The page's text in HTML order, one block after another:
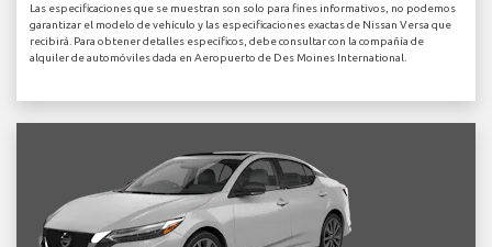
Las especificaciones que se muestran son solo para fines informativos, no podemos
garantizar el modelo de vehículo y las especificaciones exactas de Nissan Versa que
recibirá. Para obtener detalles específicos, debe consultar con la compañía de
alquiler de automóviles dada en Aeropuerto de Des Moines International.